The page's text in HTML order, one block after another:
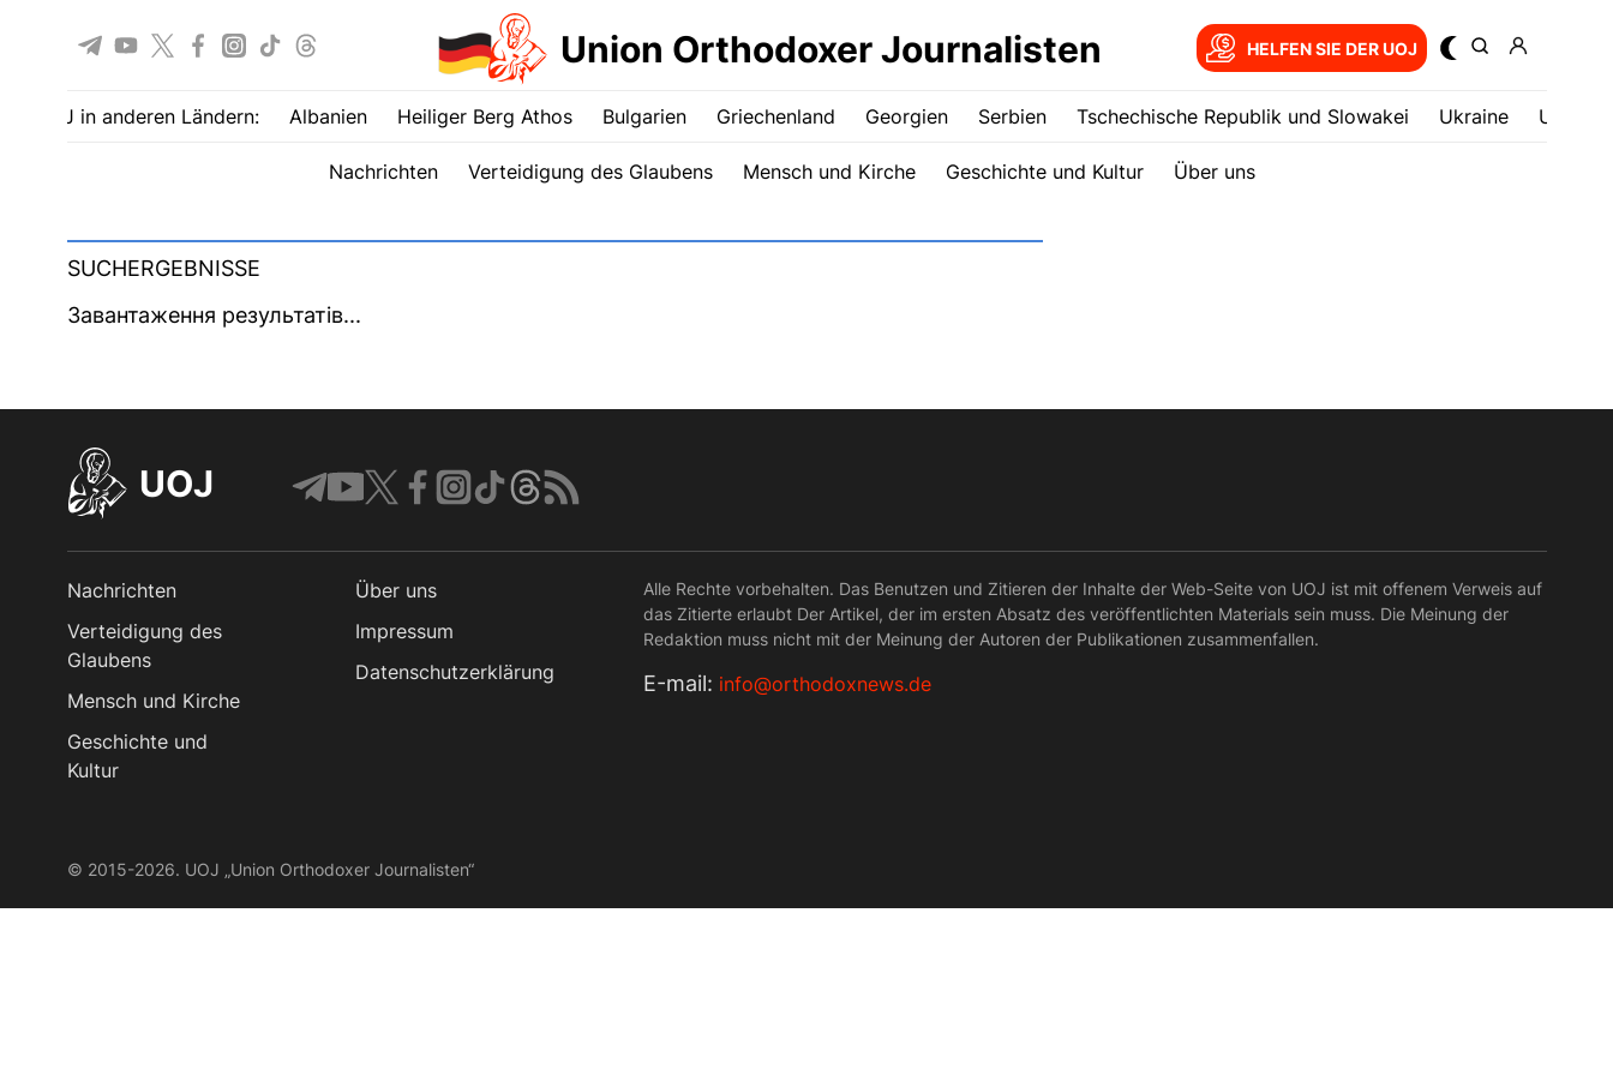
Union Orthodoxer Journalisten HELFEN SIE DER UOJ
UOJ in anderen Ländern: Albanien Heiliger Berg Athos Bulgarien Griechenland Georgien Serbien Tschechische Republik und Slowakei Ukrainе USA
Nachrichten Verteidigung des Glaubens Mensch und Kirche Geschichte und Kultur Über uns
SUCHERGEBNISSE
Завантаження результатів...
UOJ
Nachrichten
Verteidigung des
Glaubens
Mensch und Kirche
Geschichte und
Kultur
Über uns
Impressum
Datenschutzerklärung
Alle Rechte vorbehalten. Das Benutzen und Zitieren der Inhalte der Web-Seite von UOJ ist mit offenem Verweis auf
das Zitierte erlaubt Der Artikel, der im ersten Absatz des veröffentlichten Materials sein muss. Die Meinung der
Redaktion muss nicht mit der Meinung der Autoren der Publikationen zusammenfallen.
Е-mail: info@orthodoxnews.de
© 2015-2026. UOJ „Union Orthodoxer Journalisten“